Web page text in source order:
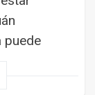
puede